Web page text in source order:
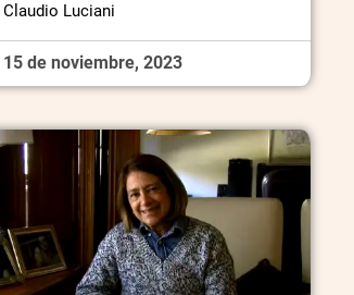
Claudio Luciani
15 de noviembre, 2023